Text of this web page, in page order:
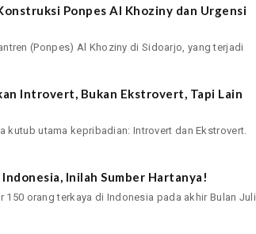
Ponpes Al Khoziny dan Urgensi
(Ponpes) Al Khoziny di Sidoarjo, yang terjadi
Introvert, Bukan Ekstrovert, Tapi Lain
utama kepribadian: Introvert dan Ekstrovert.
Inilah Sumber Hartanya!
orang terkaya di Indonesia pada akhir Bulan Juli